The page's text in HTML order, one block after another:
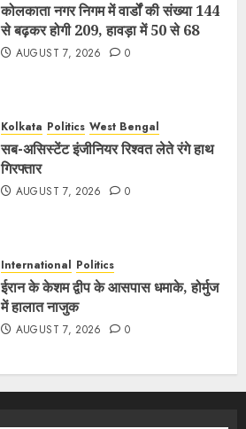
कोलकाता नगर निगम में वार्डों की संख्या 144
से बढ़कर होगी 209, हावड़ा में 50 से 68
AUGUST 7, 2026 0
Kolkata Politics West Bengal
सब-असिस्टेंट इंजीनियर रिश्वत लेते रंगे हाथ
गिरफ्तार
AUGUST 7, 2026 0
International Politics
ईरान के केशम द्वीप के आसपास धमाके, होर्मुज
में हालात नाजुक
AUGUST 7, 2026 0